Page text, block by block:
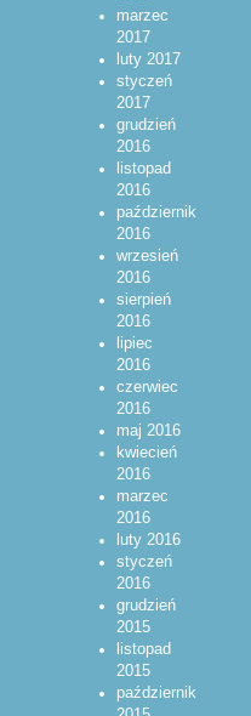
marzec
2017
luty 2017
styczeń
2017
grudzień
2016
listopad
2016
październik
2016
wrzesień
2016
sierpień
2016
lipiec
2016
czerwiec
2016
maj 2016
kwiecień
2016
marzec
2016
luty 2016
styczeń
2016
grudzień
2015
listopad
2015
październik